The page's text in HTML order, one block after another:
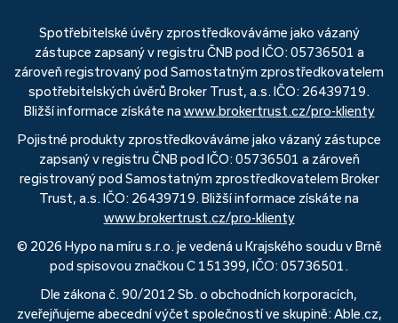
Spotřebitelské úvěry zprostředkováváme jako vázaný
zástupce zapsaný v registru ČNB pod IČO: 05736501 a
zároveň registrovaný pod Samostatným zprostředkovatelem
spotřebitelských úvěrů Broker Trust, a.s. IČO: 26439719.
Bližší informace získáte na www.brokertrust.cz/pro-klienty
Pojistné produkty zprostředkováváme jako vázaný zástupce
zapsaný v registru ČNB pod IČO: 05736501 a zároveň
registrovaný pod Samostatným zprostředkovatelem Broker
Trust, a.s. IČO: 26439719. Bližší informace získáte na
www.brokertrust.cz/pro-klienty
© 2026 Hypo na míru s.r.o. je vedená u Krajského soudu v Brně
pod spisovou značkou C 151399, IČO: 05736501.
Dle zákona č. 90/2012 Sb. o obchodních korporacích,
zveřejňujeme abecední výčet společností ve skupině: Able.cz,